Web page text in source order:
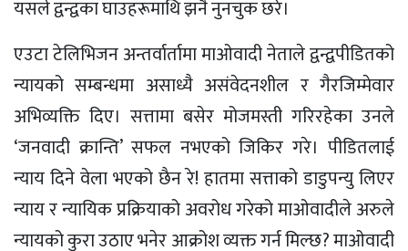
यसले द्वन्द्वका घाउहरूमाथि झनै नुनचुक छरे।
एउटा टेलिभिजन अन्तर्वार्तामा माओवादी नेताले द्वन्द्वपीडितको
न्यायको सम्बन्धमा असाध्यै असंवेदनशील र गैरजिम्मेवार
अभिव्यक्ति दिए। सत्तामा बसेर मोजमस्ती गरिरहेका उनले
‘जनवादी क्रान्ति’ सफल नभएको जिकिर गरे। पीडितलाई
न्याय दिने वेला भएको छैन रे! हातमा सत्ताको डाडुपन्यु लिएर
न्याय र न्यायिक प्रक्रियाको अवरोध गरेको माओवादीले अरुले
न्यायको कुरा उठाए भनेर आक्रोश व्यक्त गर्न मिल्छ? माओवादी